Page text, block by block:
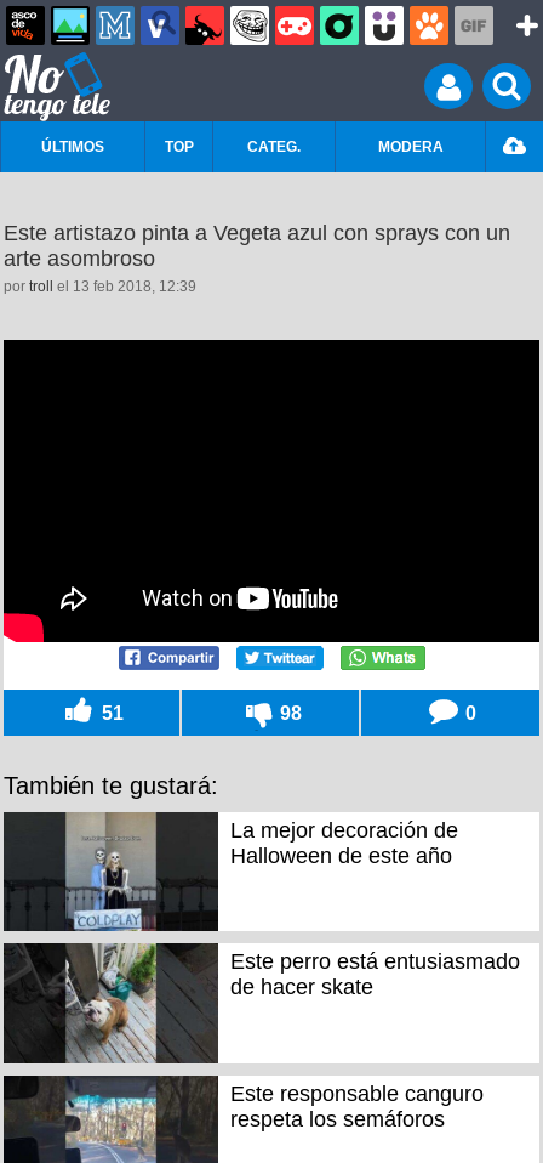
ÚLTIMOS TOP CATEG. MODERA
Este artistazo pinta a Vegeta azul con sprays con un
arte asombroso
por troll el 13 feb 2018, 12:39
51 98 0
También te gustará:
La mejor decoración de
Halloween de este año
Este perro está entusiasmado
de hacer skate
Este responsable canguro
respeta los semáforos